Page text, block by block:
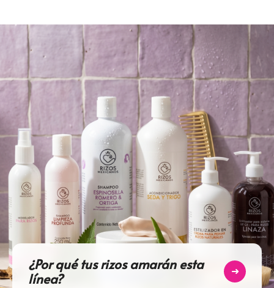
¿Por qué tus rizos amarán esta
línea?
➜